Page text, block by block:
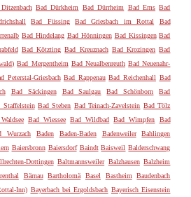
Bad Dürkheim Bad Dürrheim Bad Ems Bad
Bad Füssing Bad Griesbach im Rottal
Bad
Bad Hindelang Bad Hönningen Bad Kissingen Bad
Bad Kötzting Bad Kreuznach Bad Krozingen Bad
Bad Mergentheim Bad Neualbenreuth Bad Neuenahr-
Peterstal-Griesbach Bad Rappenau Bad Reichenhall Bad
Bad Säckingen Bad Saulgau Bad Schönborn
Bad
Staffelstein Bad Steben Bad Teinach-Zavelstein Bad Tölz
Bad Wiessee Bad Wildbad Bad Wimpfen
Bad
Wurzach Baden Baden-Baden Badenweiler
Bahlingen
Baiersbronn Baiersdorf Baindt Baisweil Balderschwang
Dottingen Baltmannsweiler Balzhausen Balzheim
Bärnau Bartholomä Basel Bastheim
Baudenbach
Inn) Bayerbach bei Ergoldsbach Bayerisch Eisenstein